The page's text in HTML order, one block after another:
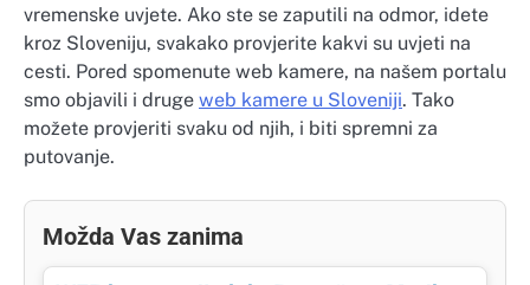
vremenske uvjete. Ako ste se zaputili na odmor, idete
kroz Sloveniju, svakako provjerite kakvi su uvjeti na
cesti. Pored spomenute web kamere, na našem portalu
smo objavili i druge web kamere u Sloveniji. Tako
možete provjeriti svaku od njih, i biti spremni za
putovanje.
Možda Vas zanima